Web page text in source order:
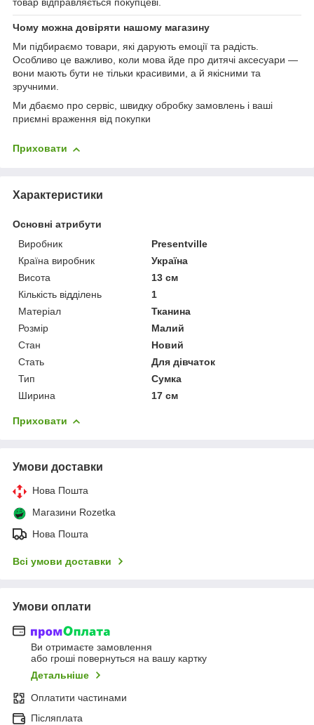
товар відправляється покупцеві.
Чому можна довіряти нашому магазину
Ми підбираємо товари, які дарують емоції та радість.
Особливо це важливо, коли мова йде про дитячі аксесуари —
вони мають бути не тільки красивими, а й якісними та
зручними.
Ми дбаємо про сервіс, швидку обробку замовлень і ваші
приємні враження від покупки
Приховати
Характеристики
Основні атрибути
Виробник
Presentville
Країна виробник
Україна
Висота
13 см
Кількість відділень
1
Матеріал
Тканина
Розмір
Малий
Стан
Новий
Стать
Для дівчаток
Тип
Сумка
Ширина
17 см
Приховати
Умови доставки
Нова Пошта
Магазини Rozetka
Нова Пошта
Всі умови доставки
Умови оплати
Ви отримаєте замовлення
або гроші повернуться на вашу картку
Детальніше
Оплатити частинами
Післяплата